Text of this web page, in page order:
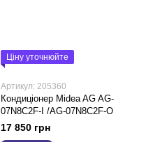
Ціну уточнюйте
Артикул: 205360
Кондиціонер Midea AG AG-
07N8C2F-I /AG-07N8C2F-O
17 850 грн